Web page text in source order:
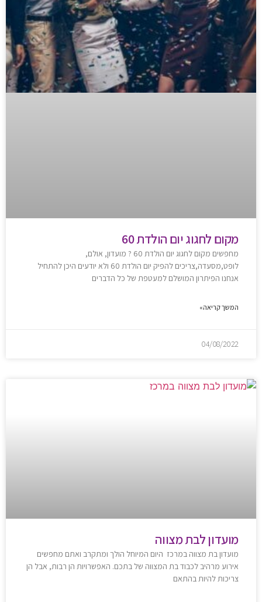
מקום לחגוג יום הולדת 60
מחפשים מקום לחגוג יום הולדת 60 ? מועדון, אולם,
לופט,מסעדה,צריכים להפיק יום הולדת 60 ולא יודעים היכן להתחיל
אנחנו הפיתרון המושלם למעטפת של כל הדברים
המשך קריאה»
04/08/2022
מועדון לבת מצווה
מועדון בת מצווה במרכז היום המיוחל הולך ומתקרב ואתם מחפשים
אירוע מרהיב לכבוד בת המצווה של בתכם. האפשרויות הן רבות, אבל הן
צריכות להיות בהתאם